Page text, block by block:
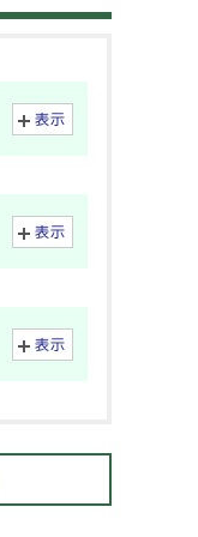
表示
表示
表示